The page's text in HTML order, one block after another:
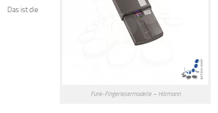
Funk-Fingerlesermodelle – Hörmann
Das ist die